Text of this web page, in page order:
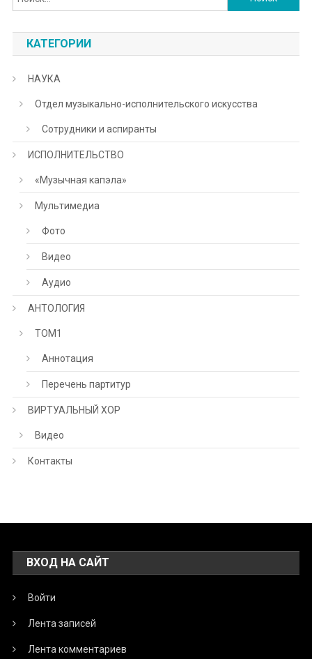
КАТЕГОРИИ
НАУКА
Отдел музыкально-исполнительского искусства
Сотрудники и аспиранты
ИСПОЛНИТЕЛЬСТВО
«Музычная капэла»
Мультимедиа
Фото
Видео
Аудио
АНТОЛОГИЯ
ТОМ1
Аннотация
Перечень партитур
ВИРТУАЛЬНЫЙ ХОР
Видео
Контакты
ВХОД НА САЙТ
Войти
Лента записей
Лента комментариев